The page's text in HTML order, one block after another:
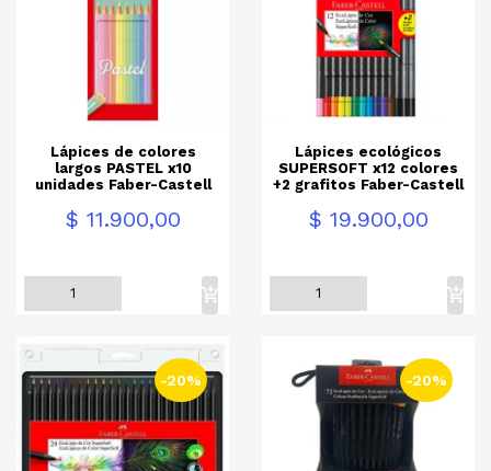
Lápices de colores
largos PASTEL x10
unidades Faber-Castell
Precio$ 11.900,00
Lápices ecológicos
SUPERSOFT x12 colores
+2 grafitos Faber-Castell
Precio$ 19.900,00
-20% -20%